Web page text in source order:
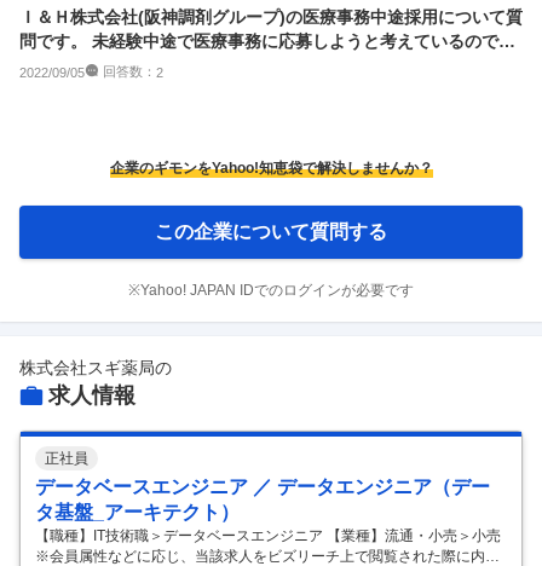
Ｉ＆Ｈ株式会社(阪神調剤グループ)の医療事務中途採用について質
問です。 未経験中途で医療事務に応募しようと考えているのです
が、給与は前...
2022/09/05 回答数： 2
企業のギモンをYahoo!知恵袋で解決しませんか？
この企業について質問する
※Yahoo! JAPAN IDでのログインが必要です
株式会社スギ薬局の
求人情報
正社員
データベースエンジニア ／ データエンジニア（デー
タ基盤_アーキテクト）
【職種】IT技術職＞データベースエンジニア 【業種】流通・小売＞小売
※会員属性などに応じ、当該求人をビズリーチ上で閲覧された際に内容